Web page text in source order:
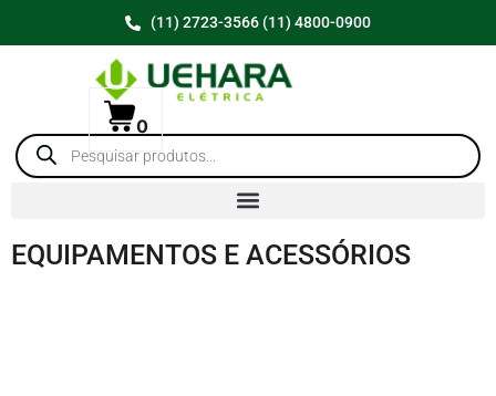
(11) 2723-3566 (11) 4800-0900
0
EQUIPAMENTOS E ACESSÓRIOS